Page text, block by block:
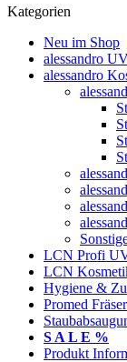
Kategorien
Neu im Shop
alessandro
alessandro
LCN Profi
LCN
Hygiene &
Promed
S A L E %
Produkt